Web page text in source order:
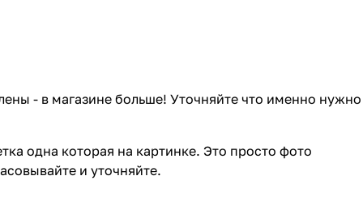
- в магазине больше! Уточняйте что именно нужно
одна которая на картинке. Это просто фото
и уточняйте.